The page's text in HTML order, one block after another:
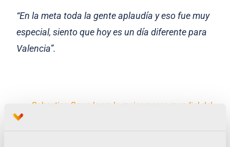
“En la meta toda la gente aplaudía y eso fue muy
especial, siento que hoy es un día diferente para
Valencia”.
Sabastian Sawe logra la mejor marca mundial del